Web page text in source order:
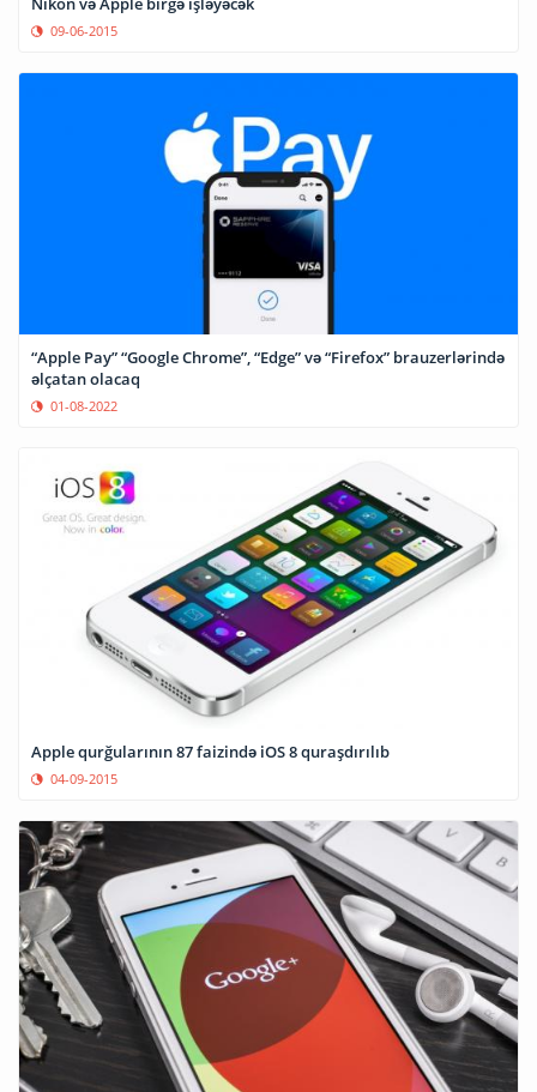
09-06-2015
“Apple Pay” “Google Chrome”, “Edge” və “Firefox” brauzerlərində
əlçatan olacaq
01-08-2022
Apple qurğularının 87 faizində iOS 8 quraşdırılıb
04-09-2015